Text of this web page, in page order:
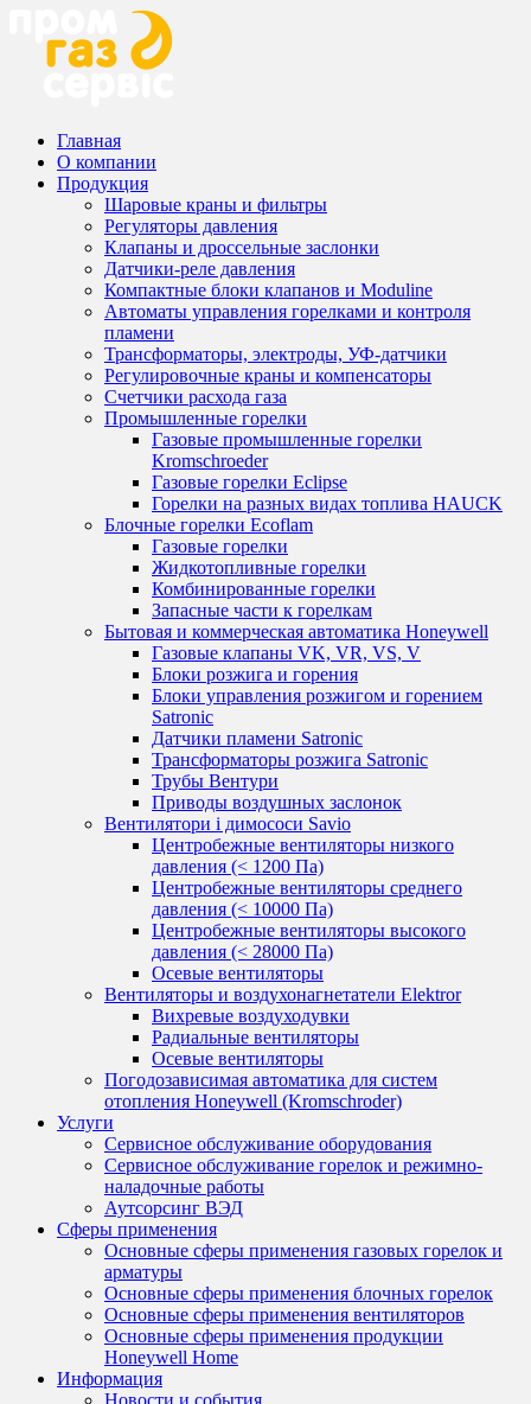
Главная
О компании
Продукция
Шаровые краны и фильтры
Регуляторы давления
Клапаны и дроссельные заслонки
Датчики-реле давления
Компактные блоки клапанов и Moduline
Автоматы управления горелками и контроля
пламени
Трансформаторы, электроды, УФ-датчики
Регулировочные краны и компенсаторы
Счетчики расхода газа
Промышленные горелки
Газовые промышленные горелки
Kromschroeder
Газовые горелки Eclipse
Горелки на разных видах топлива HAUCK
Блочные горелки Ecoflam
Газовые горелки
Жидкотопливные горелки
Комбинированные горелки
Запасные части к горелкам
Бытовая и коммерческая автоматика Honeywell
Газовые клапаны VK, VR, VS, V
Блоки розжига и горения
Блоки управления розжигом и горением
Satronic
Датчики пламени Satronic
Трансформаторы розжига Satronic
Трубы Вентури
Приводы воздушных заслонок
Вентилятори і димососи Savio
Центробежные вентиляторы низкого
давления (< 1200 Па)
Центробежные вентиляторы среднего
давления (< 10000 Па)
Центробежные вентиляторы высокого
давления (< 28000 Па)
Осевые вентиляторы
Вентиляторы и воздухонагнетатели Elektror
Вихревые воздуходувки
Радиальные вентиляторы
Осевые вентиляторы
Погодозависимая автоматика для систем
отопления Honeywell (Kromschroder)
Услуги
Сервисное обслуживание оборудования
Сервисное обслуживание горелок и режимно-
наладочные работы
Аутсорсинг ВЭД
Сферы применения
Основные сферы применения газовых горелок и
арматуры
Основные сферы применения блочных горелок
Основные сферы применения вентиляторов
Основные сферы применения продукции
Honeywell Home
Информация
Новости и события